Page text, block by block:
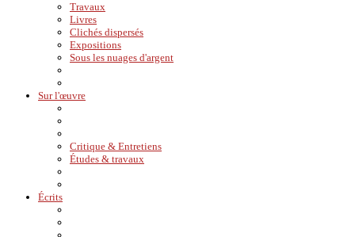
Travaux
Livres
Clichés dispersés
Expositions
Sous les nuages d'argent
Sur l'œuvre
Critique & Entretiens
Études & travaux
Écrits